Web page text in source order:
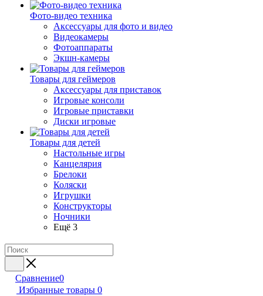
Фото-видео техника
Аксессуары для фото и видео
Видеокамеры
Фотоаппараты
Экшн-камеры
Товары для геймеров
Аксессуары для приставок
Игровые консоли
Игровые приставки
Диски игровые
Товары для детей
Настольные игры
Канцелярия
Брелоки
Коляски
Игрушки
Конструкторы
Ночники
Ещё 3
Сравнение0
Избранные товары 0